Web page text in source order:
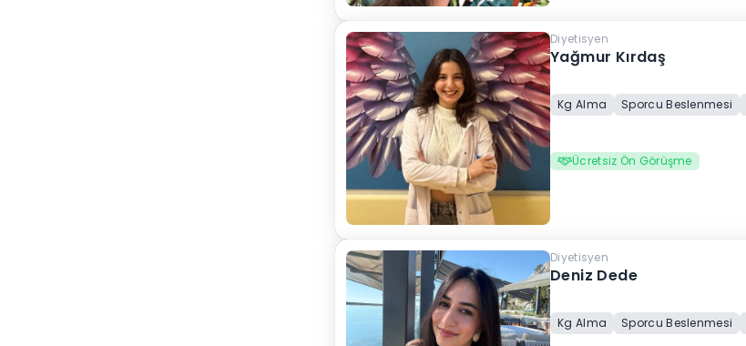
Yağmur Kırdaş
Diyetisyen
Kg Alma Sporcu Beslenmesi
Ücretsiz Ön Görüşme
Deniz Dede
Diyetisyen
Kg Alma Sporcu Beslenmesi